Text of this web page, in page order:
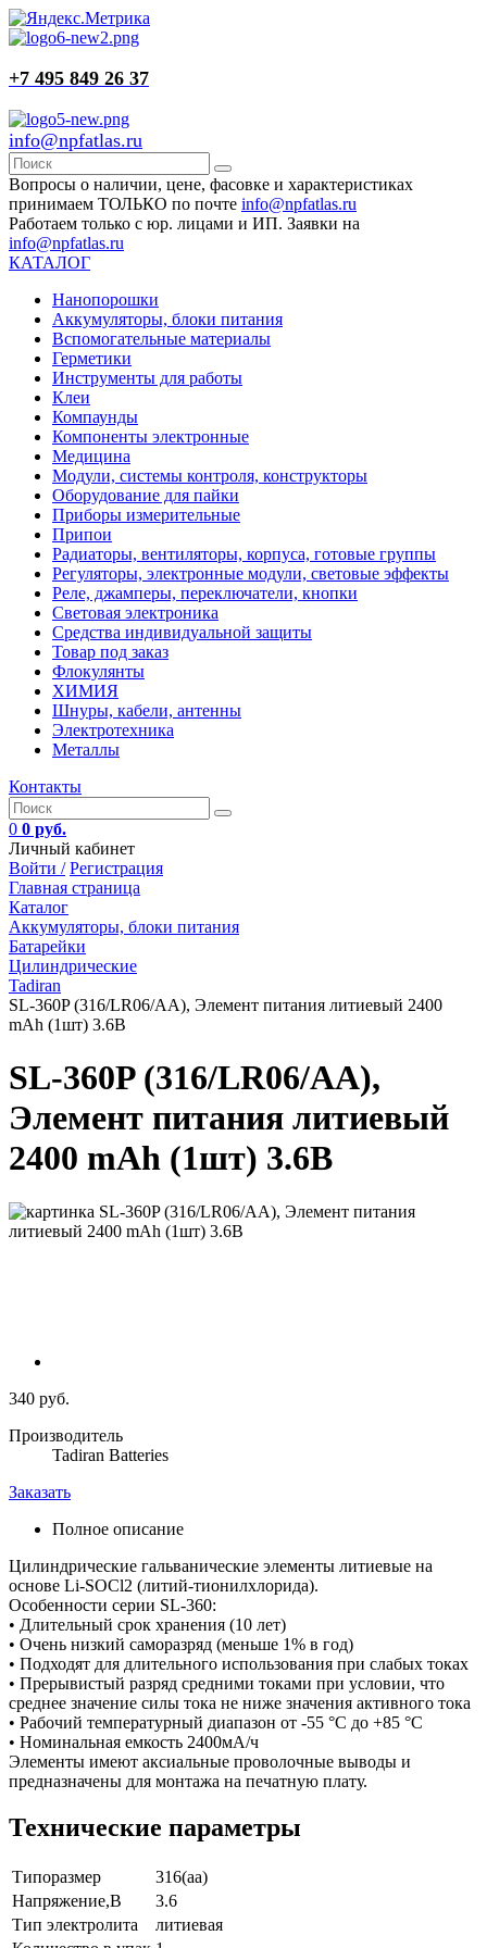
+7 495 849 26 37
info@npfatlas.ru
Вопросы о наличии, цене, фасовке и характеристиках
принимаем ТОЛЬКО по почте info@npfatlas.ru
Работаем только с юр. лицами и ИП. Заявки на
info@npfatlas.ru
КАТАЛОГ
Нанопорошки
Аккумуляторы, блоки питания
Вспомогательные материалы
Герметики
Инструменты для работы
Клеи
Компаунды
Компоненты электронные
Медицина
Модули, системы контроля, конструкторы
Оборудование для пайки
Приборы измерительные
Припои
Радиаторы, вентиляторы, корпуса, готовые группы
Регуляторы, электронные модули, световые эффекты
Реле, джамперы, переключатели, кнопки
Световая электроника
Средства индивидуальной защиты
Товар под заказ
Флокулянты
ХИМИЯ
Шнуры, кабели, антенны
Электротехника
Металлы
Контакты
0 0 руб.
Личный кабинет
Войти / Регистрация
Главная страница
Каталог
Аккумуляторы, блоки питания
Батарейки
Цилиндрические
Tadiran
SL-360P (316/LR06/AA), Элемент питания литиевый 2400
mAh (1шт) 3.6В
SL-360P (316/LR06/AA),
Элемент питания литиевый
2400 mAh (1шт) 3.6В
340 руб.
Производитель
Tadiran Batteries
Заказать
Полное описание
Цилиндрические гальванические элементы литиевые на
основе Li-SOCl2 (литий-тионилхлорида).
Особенности серии SL-360:
• Длительный срок хранения (10 лет)
• Очень низкий саморазряд (меньше 1% в год)
• Подходят для длительного использования при слабых токах
• Прерывистый разряд средними токами при условии, что
среднее значение силы тока не ниже значения активного тока
• Рабочий температурный диапазон от -55 °С до +85 °С
• Номинальная емкость 2400мА/ч
Элементы имеют аксиальные проволочные выводы и
предназначены для монтажа на печатную плату.
Технические параметры
Типоразмер
316(aa)
Напряжение,В
3.6
Тип электролита
литиевая